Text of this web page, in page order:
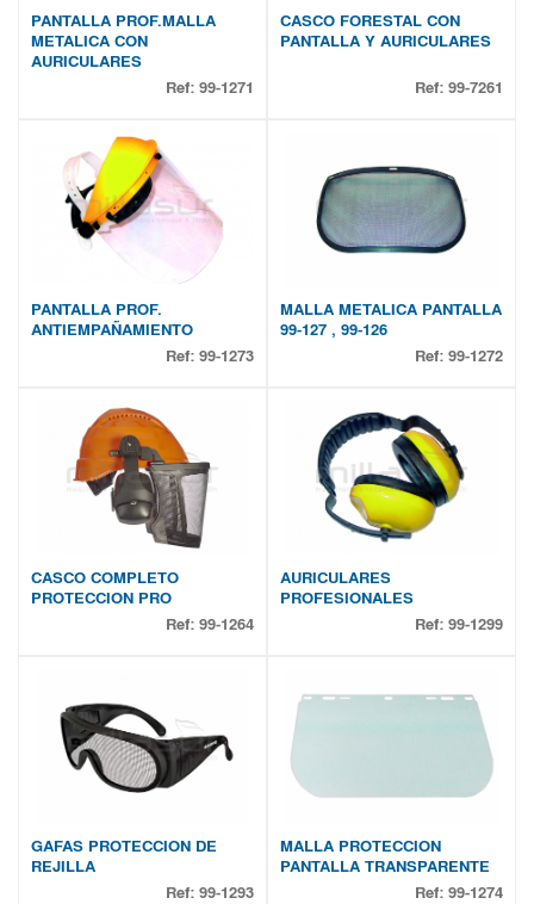
PANTALLA PROF.MALLA
METALICA CON
AURICULARES
Ref: 99-1271
CASCO FORESTAL CON
PANTALLA Y AURICULARES
Ref: 99-7261
PANTALLA PROF.
ANTIEMPAÑAMIENTO
Ref: 99-1273
MALLA METALICA PANTALLA
99-127 , 99-126
Ref: 99-1272
CASCO COMPLETO
PROTECCION PRO
Ref: 99-1264
AURICULARES
PROFESIONALES
Ref: 99-1299
GAFAS PROTECCION DE
REJILLA
Ref: 99-1293
MALLA PROTECCION
PANTALLA TRANSPARENTE
Ref: 99-1274